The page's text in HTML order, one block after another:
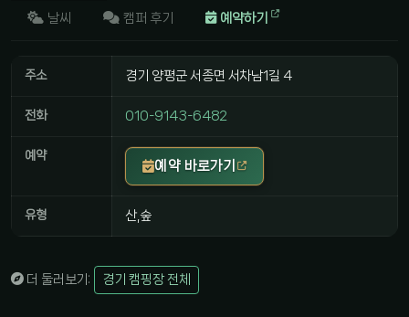
날씨 캠퍼 후기 예약하기
주소 경기 양평군 서종면 서차남1길 4
전화 010-9143-6482
예약
예약 바로가기
유형 산,숲
더 둘러보기: 경기 캠핑장 전체